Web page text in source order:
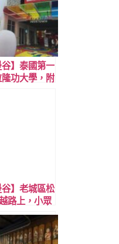
谷】泰國第一
功大學，附
谷】老城區松
路上，小眾
，平替版
Copenn
。